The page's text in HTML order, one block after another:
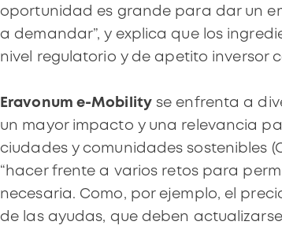
oportunidad es grande para dar un
a demandar”, y explica que los
nivel regulatorio y de apetito inversor
Eravonum e-Mobilityse enfrenta a
un mayor impacto y una relevancia
ciudades y comunidades sostenibles
“hacer frente a varios retos para
necesaria. Como, por ejemplo, el
de las ayudas, que deben